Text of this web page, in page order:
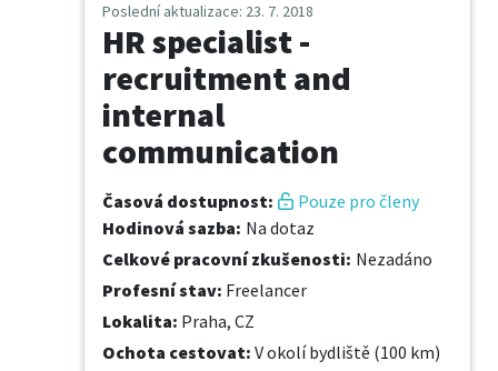
Poslední aktualizace: 23. 7. 2018
HR specialist -
recruitment and
internal
communication
Časová dostupnost:
Pouze pro členy
Hodinová sazba: Na dotaz
Celkové pracovní zkušenosti: Nezadáno
Profesní stav: Freelancer
Lokalita: Praha, CZ
Ochota cestovat: V okolí bydliště (100 km)